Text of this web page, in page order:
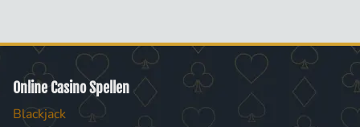
Online Casino Spellen
Blackjack